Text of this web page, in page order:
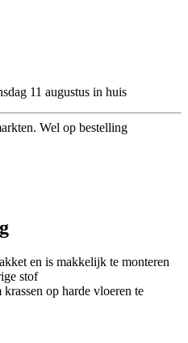
11 augustus in huis
Wel op bestelling
en is makkelijk te monteren
stof
op harde vloeren te